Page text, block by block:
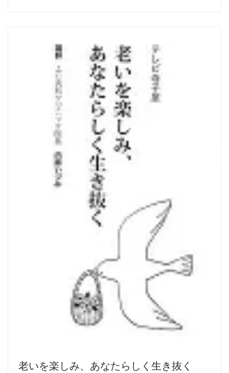
老いを楽しみ、あなたらしく生き抜く